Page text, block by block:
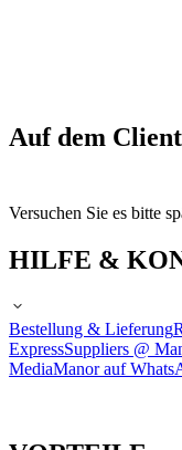
Auf dem
Versuchen Sie es bitte
HILFE &
Bestellung & Lieferung
ExpressSuppliers @
MediaManor auf